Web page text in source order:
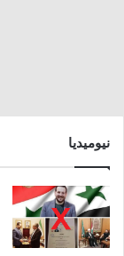
نيوميديا